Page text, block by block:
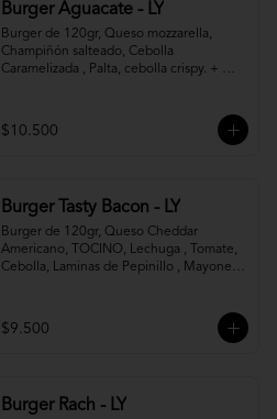
Burger Aguacate - LY
Burger de 120gr, Queso mozzarella,
Champiñón salteado, Cebolla
Caramelizada , Palta, cebolla crispy. +
$10.500
Burger Tasty Bacon - LY
Burger de 120gr, Queso Cheddar
Americano, TOCINO, Lechuga , Tomate,
Cebolla, Laminas de Pepinillo , Mayonesa
$9.500
Burger Rach - LY